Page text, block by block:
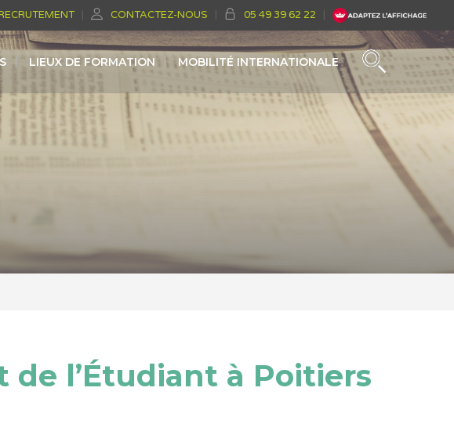
CONTACTEZ-NOUS 05 49 39 62 22
LIEUX DE FORMATION MOBILITÉ INTERNATIONALE
de l’Étudiant à Poitiers